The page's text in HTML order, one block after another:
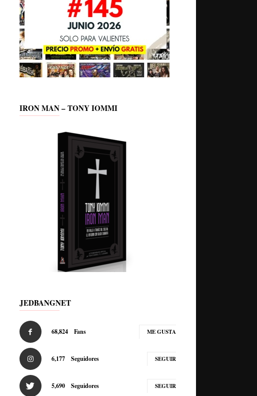
IRON MAN – TONY IOMMI
JEDBANGNET
68,824 Fans ME GUSTA
6,177 Seguidores SEGUIR
5,690 Seguidores SEGUIR